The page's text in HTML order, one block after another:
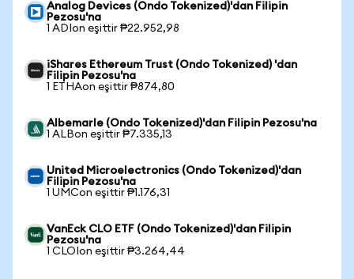
Analog Devices (Ondo Tokenized)'dan Filipin
Pezosu'na
1 ADIon eşittir ₱22.952,98
iShares Ethereum Trust (Ondo Tokenized) 'dan
Filipin Pezosu'na
1 ETHAon eşittir ₱874,80
Albemarle (Ondo Tokenized)'dan Filipin Pezosu'na
1 ALBon eşittir ₱7.335,13
United Microelectronics (Ondo Tokenized)'dan
Filipin Pezosu'na
1 UMCon eşittir ₱1.176,31
VanEck CLO ETF (Ondo Tokenized)'dan Filipin
Pezosu'na
1 CLOIon eşittir ₱3.264,44